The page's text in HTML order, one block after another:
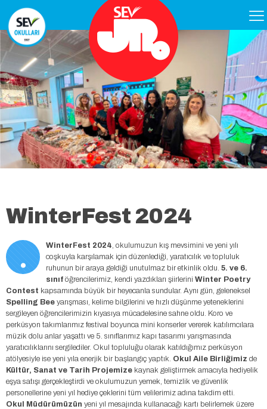
WinterFest 2024
. WinterFest 2024, okulumuzun kış mevsimini ve yeni yılı
coşkuyla karşılamak için düzenlediği, yaratıcılık ve topluluk
ruhunun bir araya geldiği unutulmaz bir etkinlik oldu. 5. ve 6.
sınıf öğrencilerimiz, kendi yazdıkları şiirlerini Winter Poetry
Contest kapsamında büyük bir heyecanla sundular. Aynı gün, geleneksel
Spelling Bee yarışması, kelime bilgilerini ve hızlı düşünme yeteneklerini
sergileyen öğrencilerimizin kıyasıya mücadelesine sahne oldu. Koro ve
perküsyon takımlarımız festival boyunca mini konserler vererek katılımcılara
müzik dolu anlar yaşattı ve 5. sınıflarımız kapı tasarımı yarışmasında
yaratıcılıklarını sergilediler. Okul topluluğu olarak katıldığımız perküsyon
atölyesiyle ise yeni yıla enerjik bir başlangıç yaptık. Okul Aile Birliğimiz de
Kültür, Sanat ve Tarih Projemize kaynak geliştirmek amacıyla hediyelik
eşya satışı gerçekleştirdi ve okulumuzun yemek, temizlik ve güvenlik
personellerine yeni yıl hediye çeklerini tüm velilerimiz adına takdim etti.
Okul Müdürümüzün yeni yıl mesajında kullanacağı kartı belirlemek üzere